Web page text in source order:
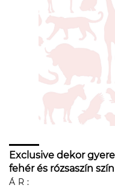
Exclusive dekor
fehér és rózsaszín
ÁR: